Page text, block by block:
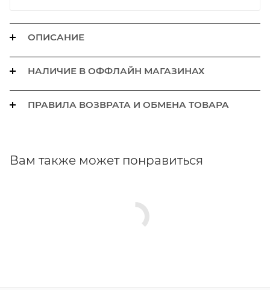
ОПИСАНИЕ
НАЛИЧИЕ В ОФФЛАЙН МАГАЗИНАХ
ПРАВИЛА ВОЗВРАТА И ОБМЕНА ТОВАРА
Вам также может понравиться